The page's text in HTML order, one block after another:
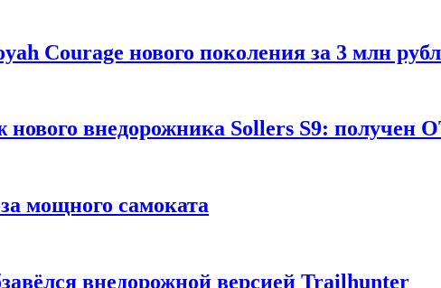
Courage нового поколения за 3 млн
нового внедорожника Sollers S9: получен
мощного самоката
внедорожной версией Trailhunter